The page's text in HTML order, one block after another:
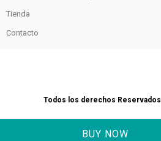
BUY NOW
Tienda
Contacto
Todos los derechos Reservados